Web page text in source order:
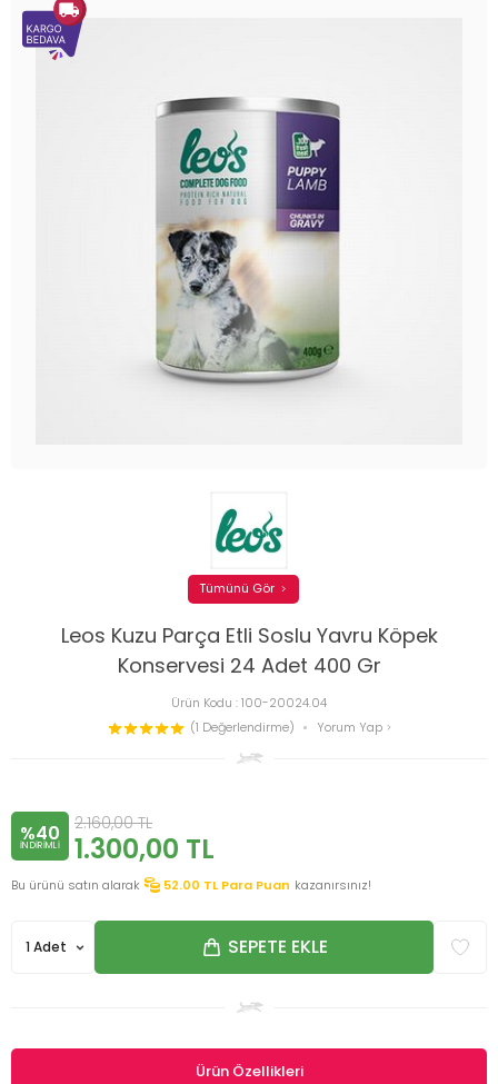
Leos Kuzu Parça Etli Soslu Yavru Köpek
Konservesi 24 Adet 400 Gr
Ürün Kodu :100-20024.04
(1 Değerlendirme)
Yorum Yap
Tümünü Gör
%40
INDIRIMLI
2.160,00TL
1.300,00 TL
Bu ürünü satın alarak 52.00 TL Para Puan kazanırsınız!
SEPETE EKLE
Ürün Özellikleri